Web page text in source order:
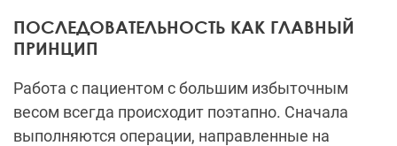
ПОСЛЕДОВАТЕЛЬНОСТЬ КАК ГЛАВНЫЙ
ПРИНЦИП
Работа с пациентом с большим избыточным
весом всегда происходит поэтапно. Сначала
выполняются операции, направленные на